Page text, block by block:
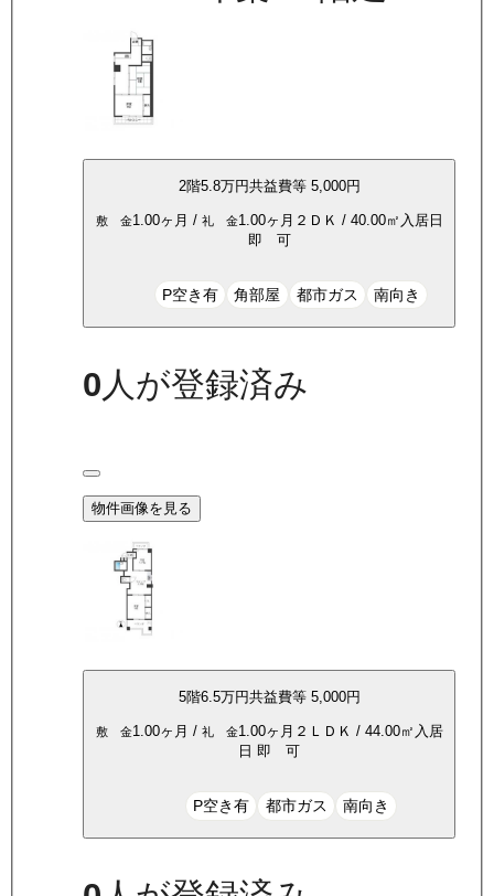
2階5.8万円共益費等 5,000円
敷 金1.00ヶ月 / 礼 金1.00ヶ月 ２ＤＫ / 40.00㎡ 入居日
即 可
P空き有 角部屋 都市ガス 南向き
0 人が登録済み
物件画像を見る
5階6.5万円共益費等 5,000円
敷 金1.00ヶ月 / 礼 金1.00ヶ月 ２ＬＤＫ / 44.00㎡ 入居
日 即 可
P空き有 都市ガス 南向き